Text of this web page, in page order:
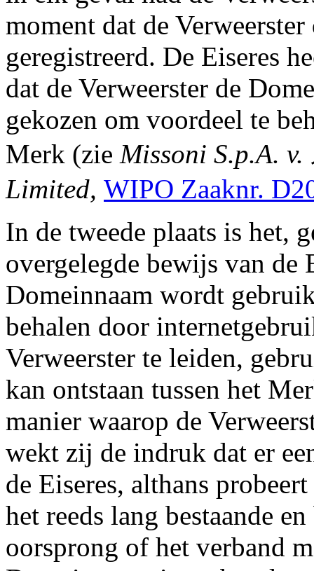
moment dat de
geregistreerd. De Eiseres
dat de Verweerster de
gekozen om voordeel te
Merk (zie Missoni S.p.A. v.
Limited, WIPO Zaaknr.
In de tweede plaats is het,
overgelegde bewijs van de
Domeinnaam wordt
behalen door
Verweerster te leiden,
kan ontstaan tussen het
manier waarop de
wekt zij de indruk dat er
de Eiseres, althans
het reeds lang bestaande
oorsprong of het verband